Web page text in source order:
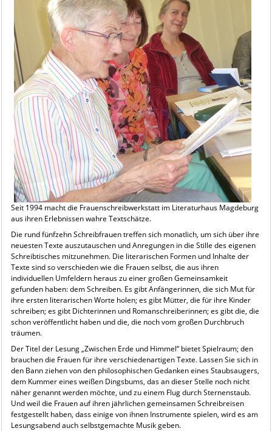
Seit 1994 macht die Frauenschreibwerkstatt im Literaturhaus Magdeburg
aus ihren Erlebnissen wahre Textschätze.
Die rund fünfzehn Schreibfrauen treffen sich monatlich, um sich über ihre
neuesten Texte auszutauschen und Anregungen in die Stille des eigenen
Schreibtisches mitzunehmen. Die literarischen Formen und Inhalte der
Texte sind so verschieden wie die Frauen selbst, die aus ihren
individuellen Umfeldern heraus zu einer großen Gemeinsamkeit
gefunden haben: dem Schreiben. Es gibt Anfängerinnen, die sich Mut für
ihre ersten literarischen Worte holen; es gibt Mütter, die für ihre Kinder
schreiben; es gibt Dichterinnen und Romanschreiberinnen; es gibt die, die
schon veröffentlicht haben und die, die noch vom großen Durchbruch
träumen.
Der Titel der Lesung „Zwischen Erde und Himmel“ bietet Spielraum; den
brauchen die Frauen für ihre verschiedenartigen Texte. Lassen Sie sich in
den Bann ziehen von den philosophischen Gedanken eines Staubsaugers,
dem Kummer eines weißen Dingsbums, das an dieser Stelle noch nicht
näher genannt werden möchte, und zu einem Flug durch Sternenstaub.
Und weil die Frauen auf ihren jährlichen gemeinsamen Schreibreisen
festgestellt haben, dass einige von ihnen Instrumente spielen, wird es am
Lesungsabend auch selbstgemachte Musik geben.